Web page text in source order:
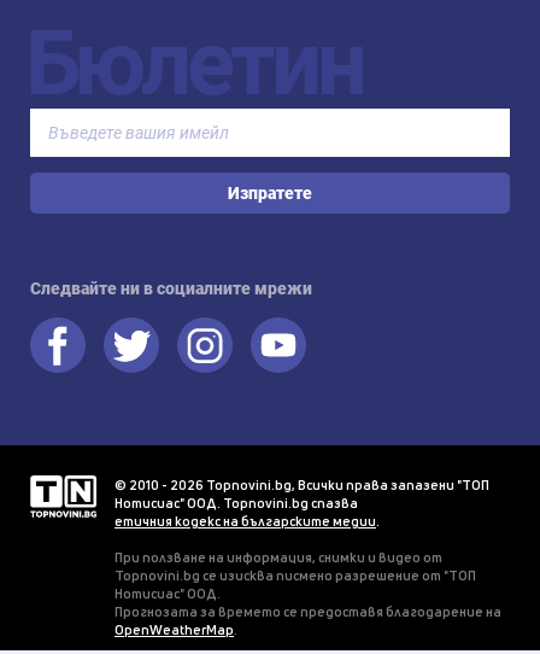
Бюлетин
Изпратете
Следвайте ни в социалните мрежи
© 2010 - 2026 Topnovini.bg, Всички права запазени "ТОП
Нотисиас" ООД. Topnovini.bg спазва
етичния кодекс на българските медии.
При ползване на информация, снимки и видео от
Topnovini.bg се изисква писмено разрешение от "ТОП
Нотисиас" ООД.
Прогнозата за времето се предоставя благодарение на
OpenWeatherMap.